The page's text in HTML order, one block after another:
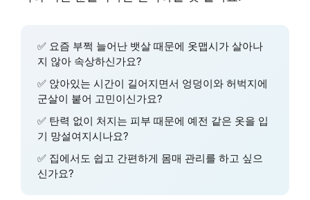
✅ 요즘 부쩍 늘어난 뱃살 때문에 옷맵시가 살아나
지 않아 속상하신가요?
✅ 앉아있는 시간이 길어지면서 엉덩이와 허벅지에
군살이 붙어 고민이신가요?
✅ 탄력 없이 처지는 피부 때문에 예전 같은 옷을 입
기 망설여지시나요?
✅ 집에서도 쉽고 간편하게 몸매 관리를 하고 싶으
신가요?